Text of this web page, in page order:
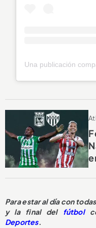
Para estar al día con
y la final del
fútbol
Deportes.